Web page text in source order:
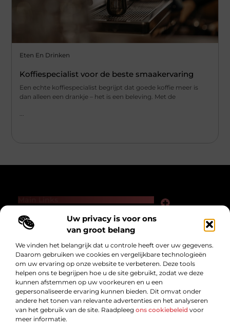
Uw privacy is voor ons
van groot belang
We vinden het belangrijk dat u controle heeft over uw gegevens.
Daarom gebruiken we cookies en vergelijkbare technologieën
om uw ervaring op onze website te verbeteren. Deze tools
helpen ons te begrijpen hoe u de site gebruikt, zodat we deze
kunnen afstemmen op uw voorkeuren en u een
gepersonaliseerde ervaring kunnen bieden. Dit omvat onder
andere het tonen van relevante advertenties en het analyseren
van het gebruik van de site. Raadpleeg ons cookiebeleid voor
meer informatie.
Eten En Drinken
Koffiespecialist voor de beste smaakervaring
Een echte koffiespecialist begrijpt dat goede koffie meer is
dan alleen een drankje – het is een beleving. Met de
Bericht categorie
Dikkegraaf.nl – Voor alles wat het leven